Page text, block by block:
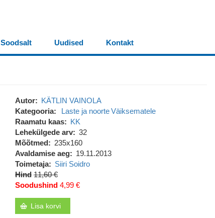
Soodsalt Uudised Kontakt
Autor
KÄTLIN VAINOLA
Kategooria
Laste ja noorte Väiksematele
Raamatu kaas
KK
Lehekülgede arv
32
Mõõtmed
235x160
Avaldamise aeg
19.11.2013
Toimetaja
Siiri Soidro
Hind 11,60 €
Soodushind 4,99 €
Lisa korvi